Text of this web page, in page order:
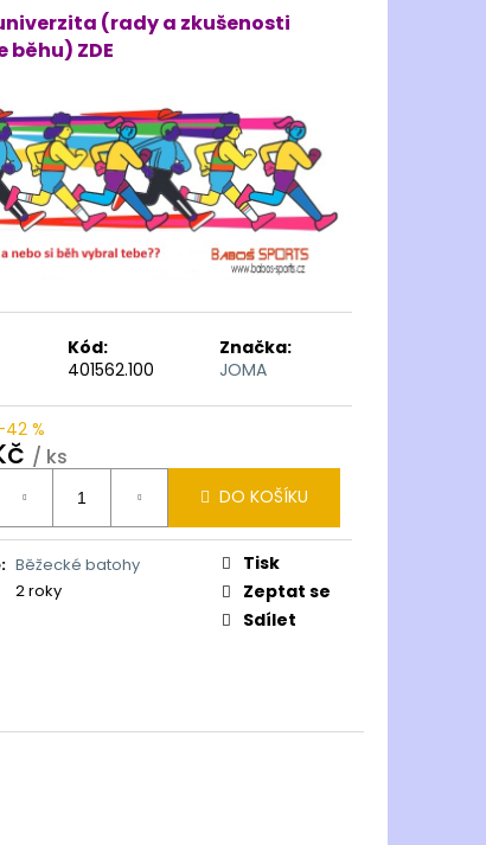
(rady a zkušenosti
ZDE
Kód:
401562.100
Značka:
JOMA
%
/ ks
DO KOŠÍKU
: Běžecké batohy
2 roky
Tisk
Zeptat se
Sdílet